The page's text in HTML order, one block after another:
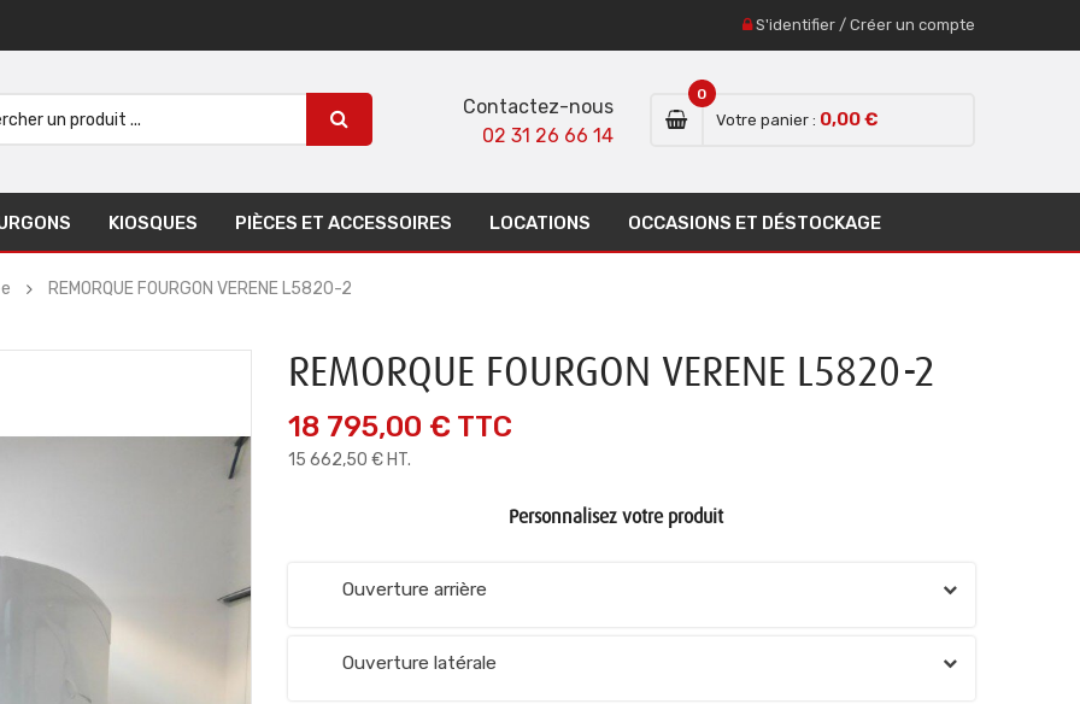
S'identifier / Créer un compte
Contactez-nous
02 31 26 66 14
Votre panier :
0
0,00 €
KIOSQUES PIÈCES ET ACCESSOIRES LOCATIONS OCCASIONS ET DÉSTOCKAGE
REMORQUE FOURGON VERENE L5820-2
REMORQUE FOURGON VERENE L5820-2
18 795,00 € TTC
15 662,50 € HT.
Personnalisez votre produit
Ouverture arrière
Ouverture latérale